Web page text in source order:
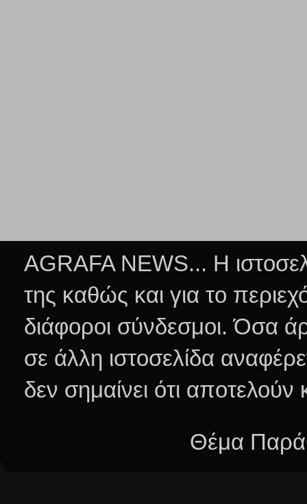
AGRAFA NEWS... Η
της καθώς και για το
διάφοροι σύνδεσμοι.Όσα
σε άλλη ιστοσελίδα
δεν σημαίνει ότι
Θέμα